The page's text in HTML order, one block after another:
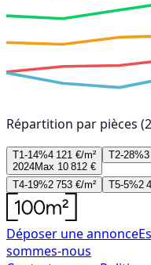
Répartition par pièces
T1-14%4 121 €/m²
2024Max 10 812 €
T2-28%3
T4-19%2 753 €/m² T5-5%2
Déposer une annonce
sommes-nous